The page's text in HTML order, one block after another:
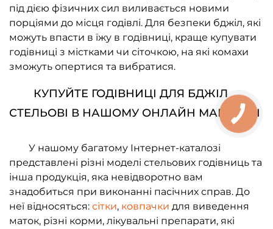
під дією фізичних сил виливається новими
порціями до місця годівлі. Для безпеки бджіл, які
можуть впасти в їжу в годівниці, краще купувати
годівниці з містками чи сіточкою, на які комахи
зможуть опертися та вибратися.
КУПУЙТЕ ГОДІВНИЦІ ДЛЯ БДЖІЛ
СТЕЛЬОВІ В НАШОМУ ОНЛАЙН МАГАЗИНІ
У нашому багатому Інтернет-каталозі
представлені різні моделі стельових годівниць та
інша продукція, яка невідворотно вам
знадобиться при виконанні пасічних справ. До
неї відносяться: сітки, ковпачки для виведення
маток, різні корми, лікувальні препарати, які